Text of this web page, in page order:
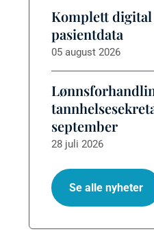
Komplett
pasientdata
05 august 2026
september
28 juli 2026
Se alle nyheter